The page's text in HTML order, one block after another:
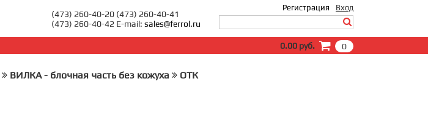
Вход
Регистрация
(473) 260-40-20 (473) 260-40-41
(473) 260-40-42 E-mail: sales@ferrol.ru
0
0.00 руб.
ВИЛКА - блочная часть без кожуха ОТК